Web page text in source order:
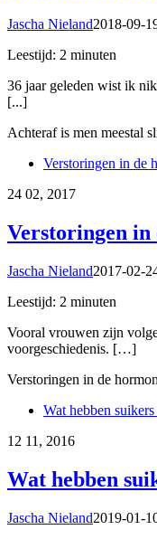
Jascha Nieland2018-09-
Leestijd: 2 minuten
36 jaar geleden wist ik
[...]
Achteraf is men meestal
Verstoringen in de
24 02, 2017
Verstoringen in
Jascha Nieland2017-02-
Leestijd: 2 minuten
Vooral vrouwen zijn
voorgeschiedenis. […]
Verstoringen in de
Wat hebben
12 11, 2016
Wat hebben
Jascha Nieland2019-01-